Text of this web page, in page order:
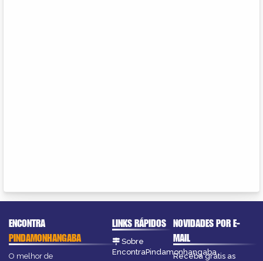
ENCONTRA
PINDAMONHANGABA
O melhor de
LINKS RÁPIDOS
Sobre
EncontraPindamonhangaba
NOVIDADES POR E-
MAIL
Receba grátis as